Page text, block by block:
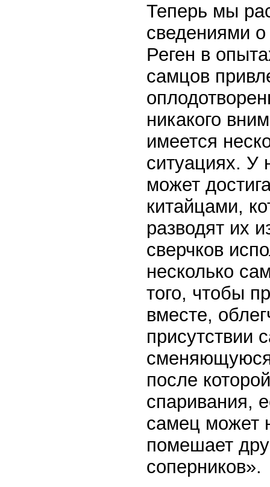
Теперь мы
сведениями о
Реген в
самцов
никакого
имеется
ситуациях. У
может
китайцами,
разводят их
сверчков
несколько
того, чтобы
вместе,
присутствии
сменяющуюся
после
спаривания,
самец может
помешает
соперников».